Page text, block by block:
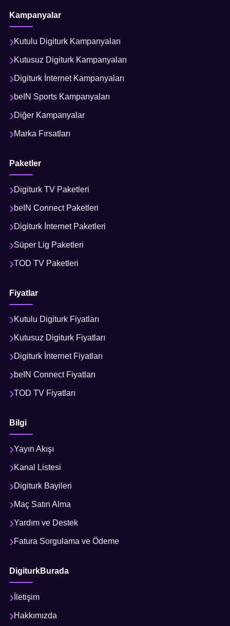
Kampanyalar
Kutulu Digiturk Kampanyaları
Kutusuz Digiturk Kampanyaları
Digiturk İnternet Kampanyaları
beIN Sports Kampanyaları
Diğer Kampanyalar
Marka Fırsatları
Paketler
Digiturk TV Paketleri
beIN Connect Paketleri
Digiturk İnternet Paketleri
Süper Lig Paketleri
TOD TV Paketleri
Fiyatlar
Kutulu Digiturk Fiyatları
Kutusuz Digiturk Fiyatları
Digiturk İnternet Fiyatları
beIN Connect Fiyatları
TOD TV Fiyatları
Bilgi
Yayın Akışı
Kanal Listesi
Digiturk Bayileri
Maç Satın Alma
Yardım ve Destek
Fatura Sorgulama ve Ödeme
DigiturkBurada
İletişim
Hakkımızda